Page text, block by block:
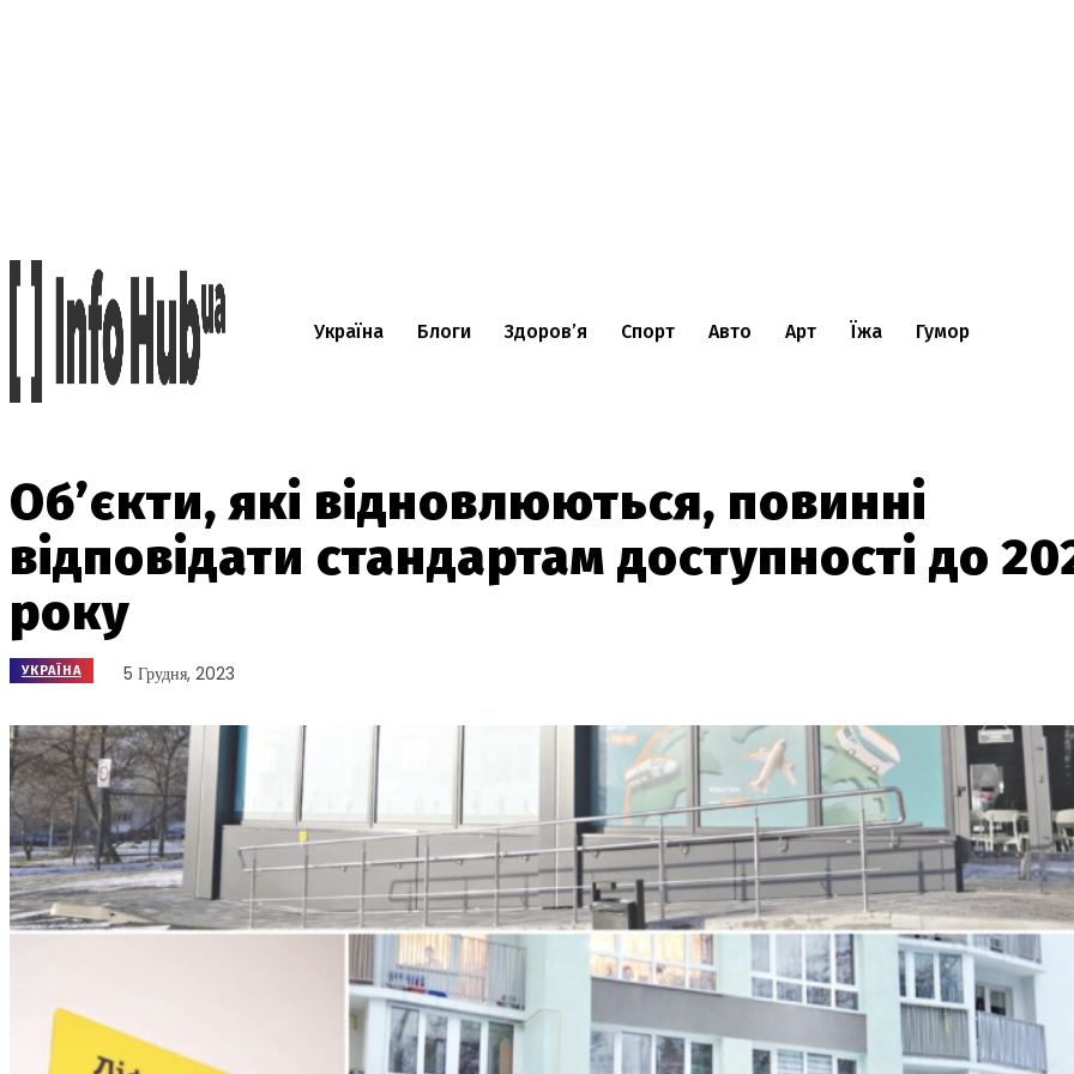
Україна Блоги Здоров’я Спорт Авто Арт Їжа Гумор
Об’єкти, які відновлюються, повинні
відповідати стандартам доступності до
року
УКРАЇНА 5 Грудня, 2023